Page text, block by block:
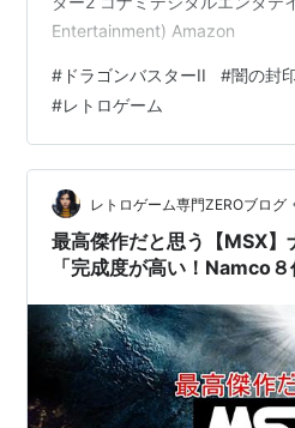
Entertainment) Amazon
# ドラゴンバスターII #闇の封
#レトロゲーム
レトロゲーム専門ZEROブログ
最高傑作だと思う【MSX】
「完成度が高い！Namco８